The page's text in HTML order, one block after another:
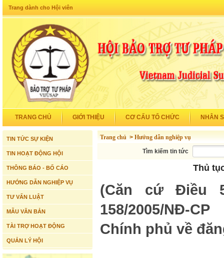
Trang dành cho Hội viên
TRANG CHỦ GIỚI THIỆU CƠ CẤU TỔ CHỨC NHÂN
TIN TỨC SỰ KIỆN
TIN HOẠT ĐỘNG HỘI
THÔNG BÁO - BỐ CÁO
HƯỚNG DẪN NGHIỆP VỤ
TƯ VẤN LUẬT
MẪU VĂN BẢN
TÀI TRỢ HOẠT ĐỘNG
QUẢN LÝ HỘI
Trang chủ > Hướng dẫn nghiệp vụ
Tìm kiếm tin tức
Thủ
(Căn cứ Điều
158/2005/NĐ-
Chính phủ về